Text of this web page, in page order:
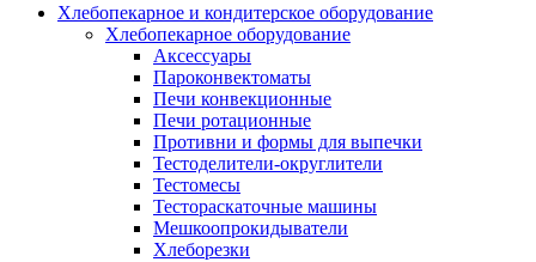
Хлебопекарное и кондитерское оборудование
Хлебопекарное оборудование
Аксессуары
Пароконвектоматы
Печи конвекционные
Печи ротационные
Противни и формы для выпечки
Тестоделители-округлители
Тестомесы
Тестораскаточные машины
Мешкоопрокидыватели
Хлеборезки